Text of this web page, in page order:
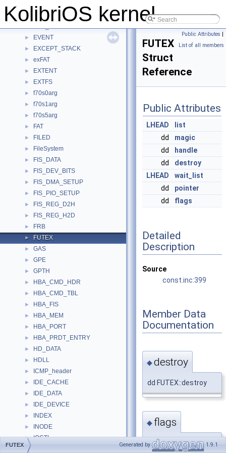
KolibriOS kernel
► ETH_DEVICE
► EVENT
► EXCEPT_STACK
► exFAT
► EXTENT
► EXTFS
► f70s0arg
► f70s1arg
► f70s5arg
► FAT
► FILED
► FileSystem
► FIS_DATA
► FIS_DEV_BITS
► FIS_DMA_SETUP
► FIS_PIO_SETUP
► FIS_REG_D2H
► FIS_REG_H2D
► FRB
► FUTEX
► GAS
► GPE
► GPTH
► HBA_CMD_HDR
► HBA_CMD_TBL
► HBA_FIS
► HBA_MEM
► HBA_PORT
► HBA_PRDT_ENTRY
► HD_DATA
► HDLL
► ICMP_header
► IDE_CACHE
► IDE_DATA
► IDE_DEVICE
► INDEX
► INODE
► IOCTL
►
Public Attributes |
List of all members
FUTEX
Struct
Reference
Public Attributes
LHEAD
list
dd
magic
dd
handle
dd
destroy
LHEAD
wait_list
dd
pointer
dd
flags
Detailed
Description
Source
const.inc:399
Member Data
Documentation
◆destroy
dd FUTEX::destroy
◆ flags
dd FUTEX::flags
FUTEX Generated by 1.9.1